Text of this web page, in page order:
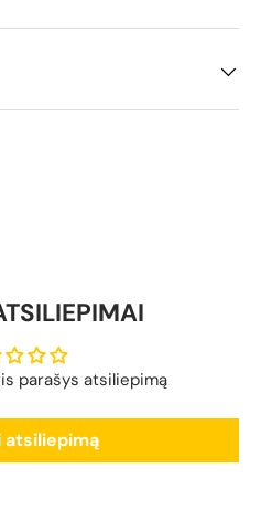
parašys atsiliepimą
atsiliepimą